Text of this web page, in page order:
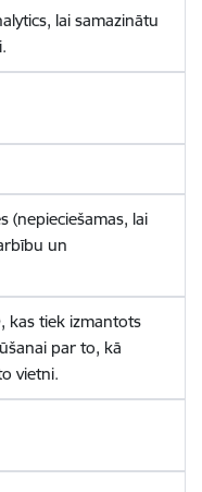
lai samazinātu
(nepieciešamas, lai
un
kas tiek izmantots
par to, kā
vietni.